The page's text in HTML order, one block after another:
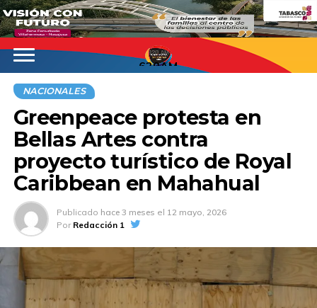
620AM
NACIONALES
Greenpeace protesta en
Bellas Artes contra
proyecto turístico de Royal
Caribbean en Mahahual
Publicado hace 3 meses el 12 mayo, 2026
Por Redacción 1